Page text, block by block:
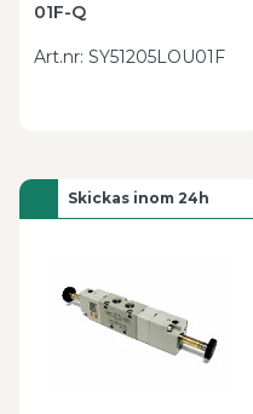
01F-Q
Art.nr: SY51205LOU01F
Skickas inom 24h